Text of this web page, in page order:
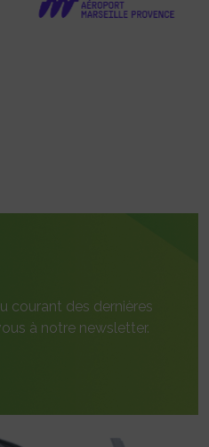
courant des dernières
à notre newsletter.